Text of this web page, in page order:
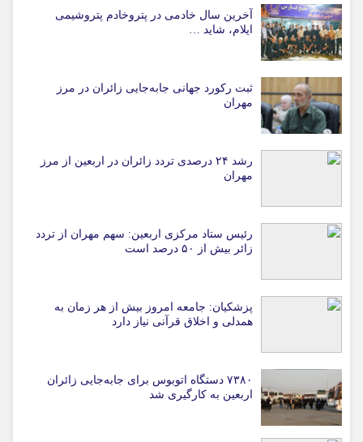
آخرین سال خادمی در پتروخادم پتروشیمی
ایلام، شاید …
ثبت رکورد جهانی جابه‌جایی زائران در مرز
مهران
رشد ۲۴ درصدی تردد زائران در اربعین از مرز
مهران
رئیس ستاد مرکزی اربعین: سهم مهران از تردد
زائر بیش از ۵۰ درصد است
پزشکیان: جامعه امروز بیش از هر زمان به
همدلی و اخلاق قرآنی نیاز دارد
۷۳۸۰ دستگاه اتوبوس برای جابه‌جایی زائران
اربعین به‌ کارگیری شد